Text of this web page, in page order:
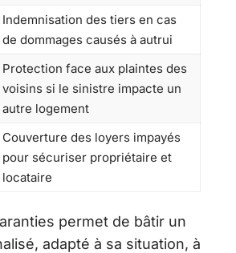
Indemnisation des tiers en cas
de dommages causés à autrui
Protection face aux plaintes des
voisins si le sinistre impacte un
autre logement
Couverture des loyers impayés
pour sécuriser propriétaire et
locataire
permet de bâtir un
adapté à sa situation, à